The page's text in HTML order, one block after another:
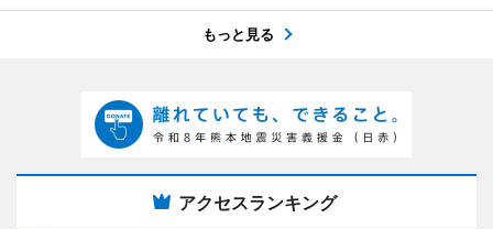
もっと見る
アクセスランキング